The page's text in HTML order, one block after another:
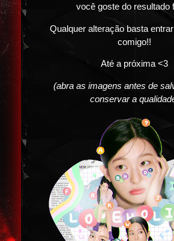
você goste do resultado
Qualquer alteração basta
comigo!!
Até a próxima <3
(abra as imagens antes de
conservar a